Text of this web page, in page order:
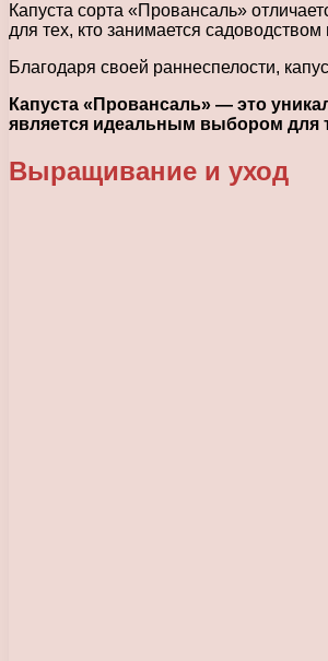
Капуста сорта «Провансаль»
для тех, кто занимается
Благодаря своей раннеспелости,
Капуста «Провансаль» — это
является идеальным выбором для
Выращивание и уход